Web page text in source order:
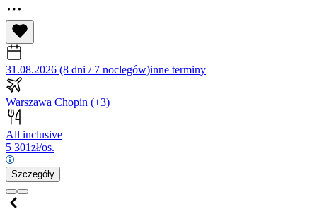
31.08.2026 (8 dni / 7 noclegów)inne terminy
Warszawa Chopin (+3)
All inclusive
5 301zł/os.
Szczegóły